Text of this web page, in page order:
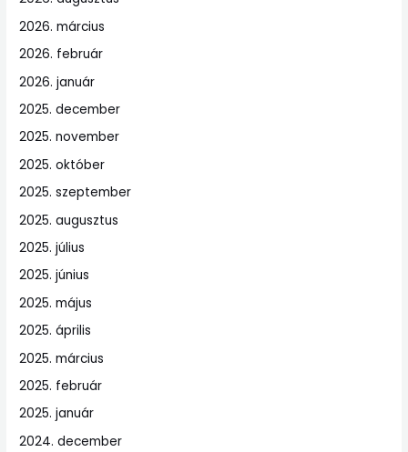
2026. március
2026. február
2026. január
2025. december
2025. november
2025. október
2025. szeptember
2025. augusztus
2025. július
2025. június
2025. május
2025. április
2025. március
2025. február
2025. január
2024. december